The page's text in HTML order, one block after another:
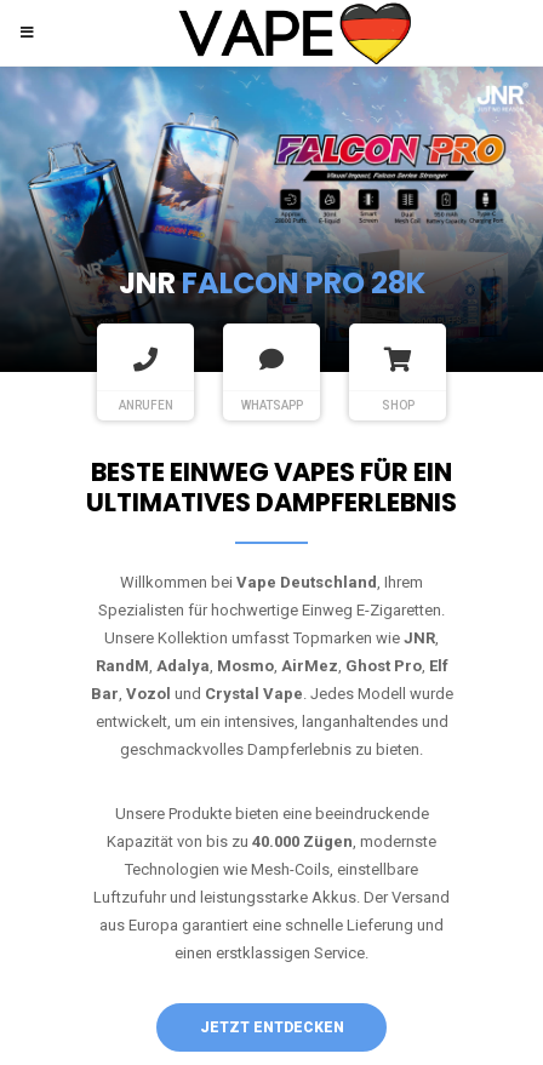
JNRSHISHA HOOKAH MAX
ANRUFEN WHATSAPP SHOP
BESTE EINWEG VAPES FÜR EIN
ULTIMATIVES DAMPFERLEBNIS
Willkommen bei Vape Deutschland, Ihrem
Spezialisten für hochwertige Einweg E-Zigaretten.
Unsere Kollektion umfasst Topmarken wie JNR,
RandM, Adalya, Mosmo, AirMez, Ghost Pro, Elf
Bar, Vozol und Crystal Vape. Jedes Modell wurde
entwickelt, um ein intensives, langanhaltendes und
geschmackvolles Dampferlebnis zu bieten.
Unsere Produkte bieten eine beeindruckende
Kapazität von bis zu 40.000 Zügen, modernste
Technologien wie Mesh-Coils, einstellbare
Luftzufuhr und leistungsstarke Akkus. Der Versand
aus Europa garantiert eine schnelle Lieferung und
einen erstklassigen Service.
JETZT ENTDECKEN